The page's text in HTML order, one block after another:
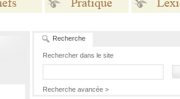
Recherche
Rechercher dans le site
Recherche avancée >
Pratique